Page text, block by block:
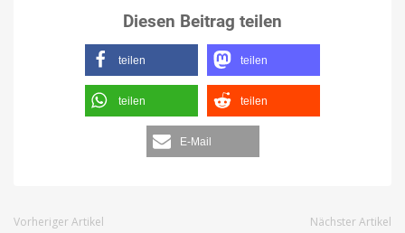
Diesen Beitrag teilen
teilen teilen
teilen teilen
E-Mail
Vorheriger Artikel Nächster Artikel